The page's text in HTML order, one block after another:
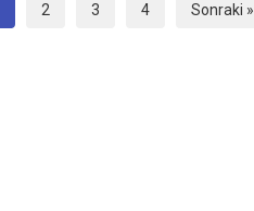
2 3 4 Sonraki »